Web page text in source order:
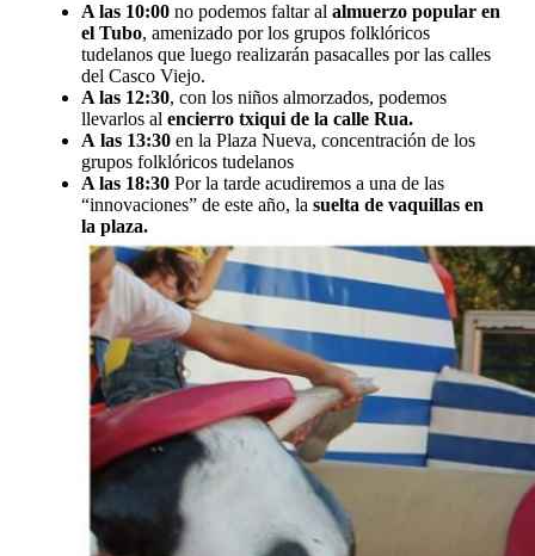
A las 10:00 no podemos faltar al almuerzo popular en
el Tubo, amenizado por los grupos folklóricos
tudelanos que luego realizarán pasacalles por las calles
del Casco Viejo.
A las 12:30, con los niños almorzados, podemos
llevarlos al encierro txiqui de la calle Rua.
A las 13:30 en la Plaza Nueva, concentración de los
grupos folklóricos tudelanos
A las 18:30 Por la tarde acudiremos a una de las
“innovaciones” de este año, la suelta de vaquillas en
la plaza.